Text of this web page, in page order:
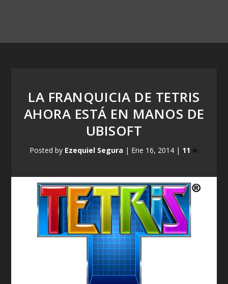
LA FRANQUICIA DE TETRIS
AHORA ESTÁ EN MANOS DE
UBISOFT
Posted by Ezequiel Segura | Ene 16, 2014 | 11